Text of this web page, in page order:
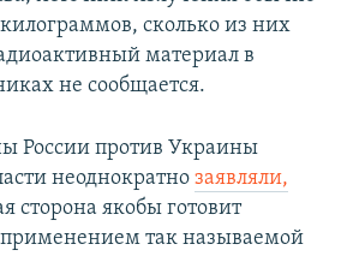
сколько из них
материал в
не сообщается.
России против Украины
неоднократно заявляли,
сторона якобы готовит
так называемой